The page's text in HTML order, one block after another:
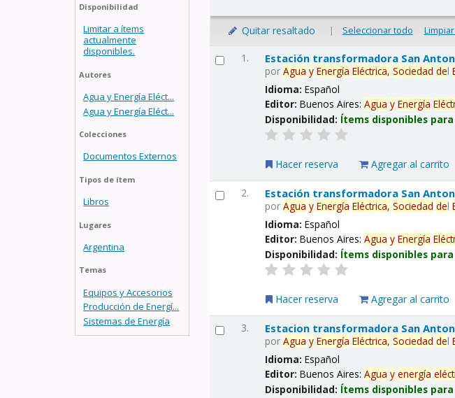
Disponibilidad
Limitar a ítems
actualmente
disponibles.
Autores
Agua y Energía Eléct...
Agua y Energía Eléct...
Colecciones
Documentos Externos
Tipos de ítem
Libros
Lugares
Argentina
Temas
Equipos y Accesorios
Producción de Energí...
Sistemas de Energía
Quitar resaltado | Seleccionar todo
1. Estación transformadora San
porAgua y Energía Eléctrica, Sociedad del
Idioma:Español
Editor:Buenos Aires:Agua y Energía
Disponibilidad: Ítems disponibles
Hacer reserva Agregar al carrito
2. Estación transformadora San
porAgua y Energía Eléctrica, Sociedad del
Idioma:Español
Editor:Buenos Aires:Agua y Energía
Disponibilidad: Ítems disponibles
Hacer reserva Agregar al carrito
3. Estacion transformadora San
porAgua y Energía Eléctrica, Sociedad del
Idioma:Español
Editor:Buenos Aires:Agua y energía
Disponibilidad: Ítems disponibles